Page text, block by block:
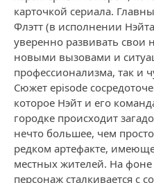
карточкой сериала.
Флэтт (в исполнении
уверенно развивать свои
новыми вызовами и
профессионализма, так и
Сюжет episode
которое Нэйт и его
городке происходит
нечто большее, чем
редком артефакте,
местных жителей. На
персонаж сталкивается с